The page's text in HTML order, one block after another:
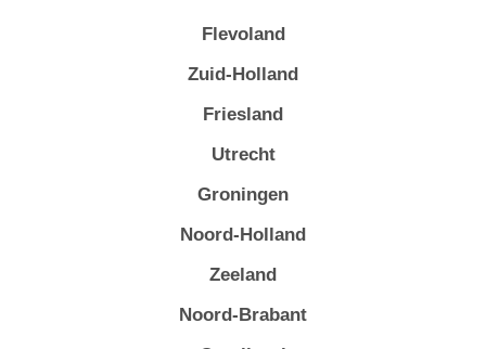
Flevoland
Zuid-Holland
Friesland
Utrecht
Groningen
Noord-Holland
Zeeland
Noord-Brabant